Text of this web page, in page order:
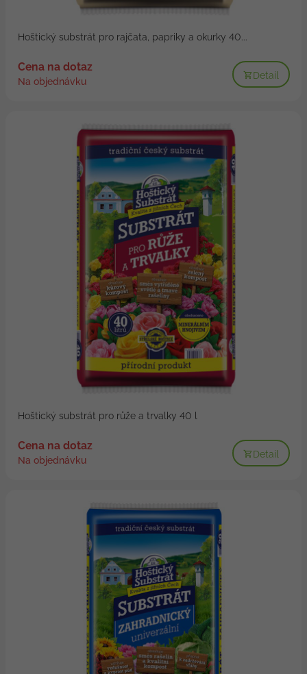
Hoštický substrát pro rajčata, papriky a okurky 40...
Cena na dotaz
Na objednávku
Detail
Hoštický substrát pro růže a trvalky 40 l
Cena na dotaz
Na objednávku
Detail